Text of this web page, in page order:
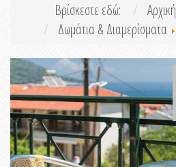
Βρίσκεστε εδώ: Αρχική
Δωμάτια & Διαμερίσματα